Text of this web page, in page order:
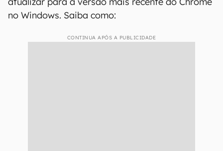
no Windows. Saiba como:
CONTINUA APÓS A PUBLICIDADE